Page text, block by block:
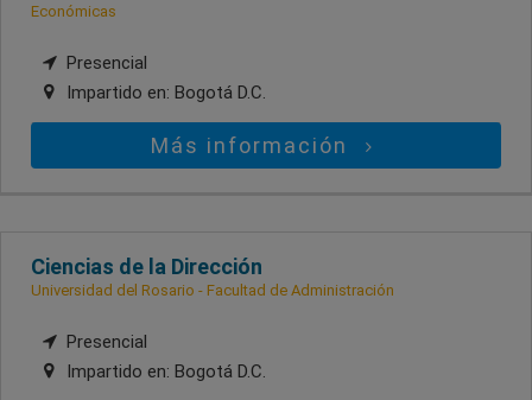
Económicas
Presencial
Impartido en: Bogotá D.C.
Más información
Ciencias de la Dirección
Universidad del Rosario - Facultad de Administración
Presencial
Impartido en: Bogotá D.C.